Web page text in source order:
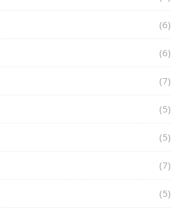
(6)
(6)
(7)
(5)
(5)
(7)
(5)